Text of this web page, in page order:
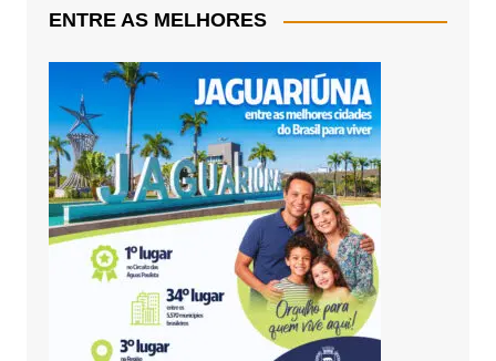
ENTRE AS MELHORES